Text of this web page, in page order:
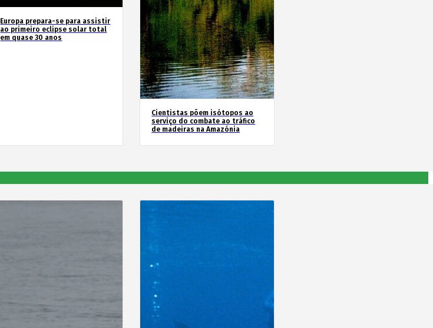
Europa prepara-se para assistir
ao primeiro eclipse solar total
em quase 30 anos
Cientistas põem isótopos ao
serviço do combate ao tráfico
de madeiras na Amazónia